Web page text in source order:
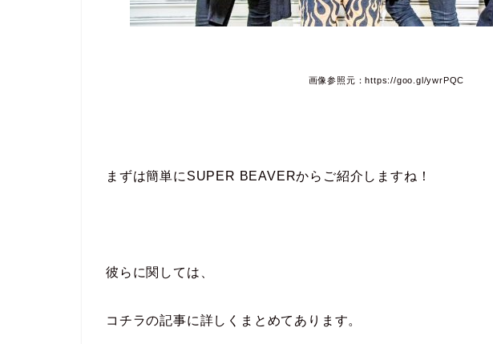
画像参照元：https://goo.gl/ywrPQC
まずは簡単にSUPER BEAVERからご紹介しますね！
彼らに関しては、
コチラの記事に詳しくまとめてあります。